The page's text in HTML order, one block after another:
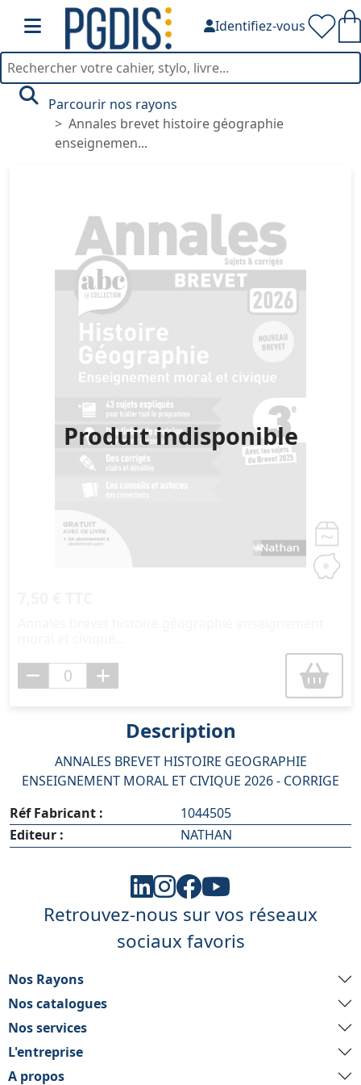
Identifiez-vous
Parcourir nos rayons
Annales brevet histoire géographie
enseignemen...
Produit indisponible
Description
ANNALES BREVET HISTOIRE GEOGRAPHIE
ENSEIGNEMENT MORAL ET CIVIQUE 2026 - CORRIGE
Réf Fabricant :
1044505
Editeur :
NATHAN
Retrouvez-nous sur vos réseaux
sociaux favoris
Nos Rayons
Nos catalogues
Nos services
L'entreprise
A propos